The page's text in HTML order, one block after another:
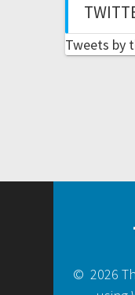
Tweets by
© 2026